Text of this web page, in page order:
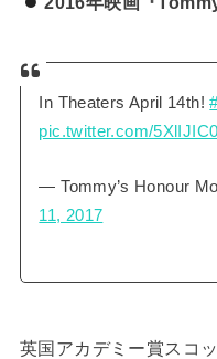
In Theaters April 14th!
pic.twitter.com/
— Tommy’s Honour
11, 2017
英国アカデミー賞スコ